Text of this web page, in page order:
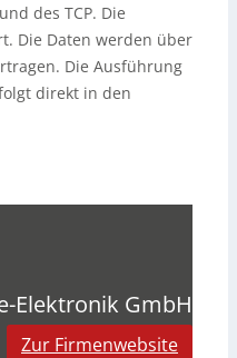
des TCP. Die
Die Daten werden über
Die Ausführung
direkt in den
Elektronik GmbH
Zur Firmenwebsite